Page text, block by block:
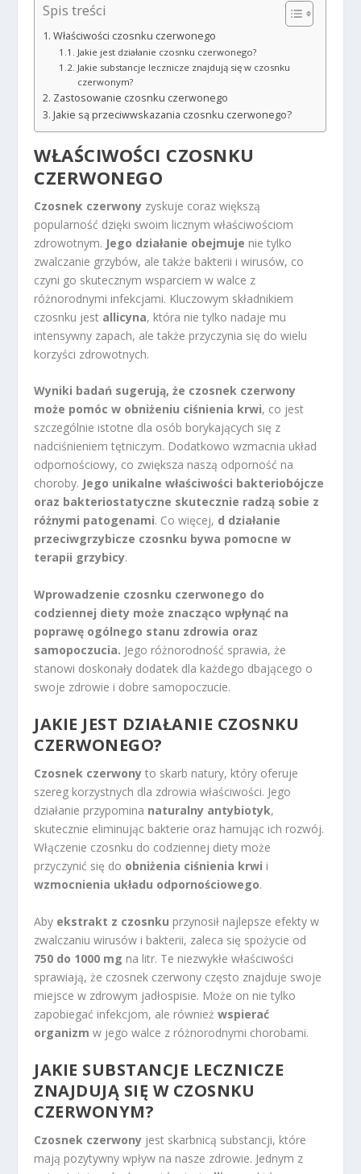
Spis treści
Właściwości czosnku czerwonego
Jakie jest działanie czosnku czerwonego?
Jakie substancje lecznicze znajdują się w czosnku
czerwonym?
Zastosowanie czosnku czerwonego
Jakie są przeciwwskazania czosnku czerwonego?
WŁAŚCIWOŚCI CZOSNKU
CZERWONEGO
Czosnek czerwony zyskuje coraz większą
popularność dzięki swoim licznym właściwościom
zdrowotnym. Jego działanie obejmuje nie tylko
zwalczanie grzybów, ale także bakterii i wirusów, co
czyni go skutecznym wsparciem w walce z
różnorodnymi infekcjami. Kluczowym składnikiem
czosnku jest allicyna, która nie tylko nadaje mu
intensywny zapach, ale także przyczynia się do wielu
korzyści zdrowotnych.
Wyniki badań sugerują, że czosnek czerwony
może pomóc w obniżeniu ciśnienia krwi, co jest
szczególnie istotne dla osób borykających się z
nadciśnieniem tętniczym. Dodatkowo wzmacnia układ
odpornościowy, co zwiększa naszą odporność na
choroby. Jego unikalne właściwości bakteriobójcze
oraz bakteriostatyczne skutecznie radzą sobie z
różnymi patogenami. Co więcej, d działanie
przeciwgrzybicze czosnku bywa pomocne w
terapii grzybicy.
Wprowadzenie czosnku czerwonego do
codziennej diety może znacząco wpłynąć na
poprawę ogólnego stanu zdrowia oraz
samopoczucia. Jego różnorodność sprawia, że
stanowi doskonały dodatek dla każdego dbającego o
swoje zdrowie i dobre samopoczucie.
JAKIE JEST DZIAŁANIE CZOSNKU
CZERWONEGO?
Czosnek czerwony to skarb natury, który oferuje
szereg korzystnych dla zdrowia właściwości. Jego
działanie przypomina naturalny antybiotyk,
skutecznie eliminując bakterie oraz hamując ich rozwój.
Włączenie czosnku do codziennej diety może
przyczynić się do obniżenia ciśnienia krwi i
wzmocnienia układu odpornościowego.
Aby ekstrakt z czosnku przynosił najlepsze efekty w
zwalczaniu wirusów i bakterii, zaleca się spożycie od
750 do 1000 mg na litr. Te niezwykłe właściwości
sprawiają, że czosnek czerwony często znajduje swoje
miejsce w zdrowym jadłospisie. Może on nie tylko
zapobiegać infekcjom, ale równieżwspierać
organizm w jego walce z różnorodnymi chorobami.
JAKIE SUBSTANCJE LECZNICZE
ZNAJDUJĄ SIĘ W CZOSNKU
CZERWONYM?
Czosnek czerwony jest skarbnicą substancji, które
mają pozytywny wpływ na nasze zdrowie. Jednym z